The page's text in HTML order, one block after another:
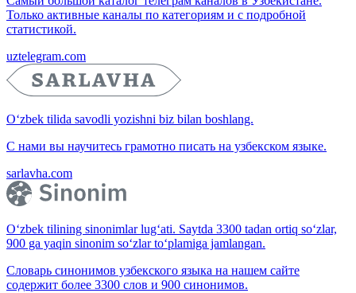
Только активные каналы по категориям и с подробной
статистикой.
uztelegram.com
O‘zbek tilida savodli yozishni biz bilan boshlang.
С нами вы научитесь грамотно писать на узбекском языке.
sarlavha.com
O‘zbek tilining sinonimlar lug‘ati. Saytda 3300 tadan ortiq so‘zlar,
900 ga yaqin sinonim so‘zlar to‘plamiga jamlangan.
Словарь синонимов узбекского языка на нашем сайте
содержит более 3300 слов и 900 синонимов.